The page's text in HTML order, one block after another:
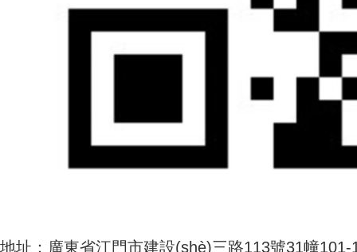
地址：廣東省江門市建設(shè)三路113號31幢101-